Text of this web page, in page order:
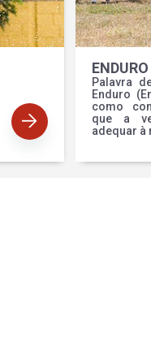
ENDURO
Palavra
Enduro
como
que a
adequar à